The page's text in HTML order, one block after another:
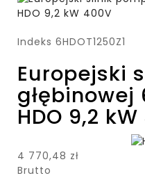
Indeks 6HDOT1250Z1
Europejski
głębinowej
HDO 9,2
4 770,48 zł
Brutto